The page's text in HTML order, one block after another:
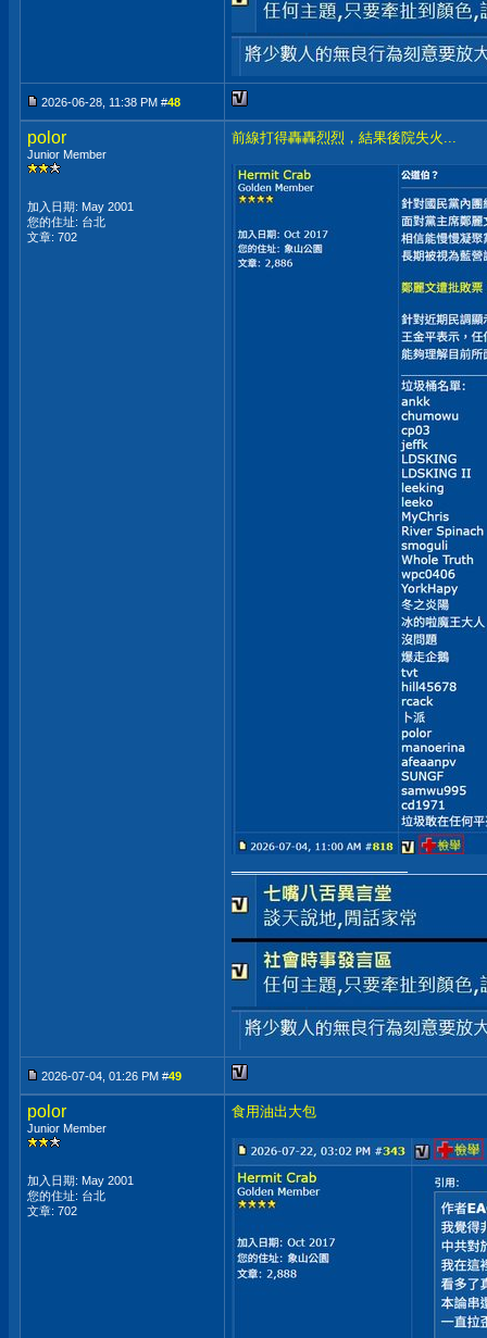
2026-06-28, 11:38 PM #48
polor
Junior Member
加入日期: May 2001
您的住址: 台北
文章: 702
前線打得轟轟烈烈，結果後院失火...
2026-07-04, 01:26 PM #49
polor
Junior Member
加入日期: May 2001
您的住址: 台北
文章: 702
食用油出大包